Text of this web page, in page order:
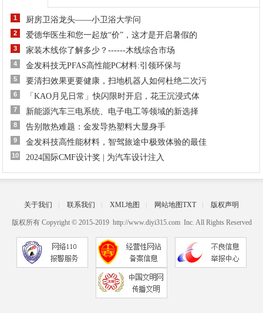
1 厨房卫浴龙头——小卫浴大学问
2 爱德华医生和您一起放“价”，这才是开启暑假的
3 家装木线你了解多少？------木线综合市场
4 金发科技无PFAS高性能PC材料:引领环保与
5 要清扫效果更要健康，扫地机器人如何杜绝二次污
6 「KAO月见日常」快闪限时开启，花王沉浸式体
7 新能源汽车三电系统、电子电工等领域的新选择
8 告别散热难题：金发导热塑料大显身手
9 金发科技高性能材料，智驾旅途中极致体验的最佳
10 2024国际CMF设计奖 | 为汽车设计注入
关于我们 联系我们 XML地图 网站地图TXT 版权声明
版权所有 Copyright © 2015-2019 http://www.diyi315.com Inc. All Rights Reserved